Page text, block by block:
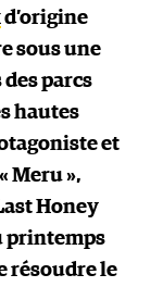
d’origine
sous une
parcs
hautes
et
Meru »,
Honey
printemps
résoudre le